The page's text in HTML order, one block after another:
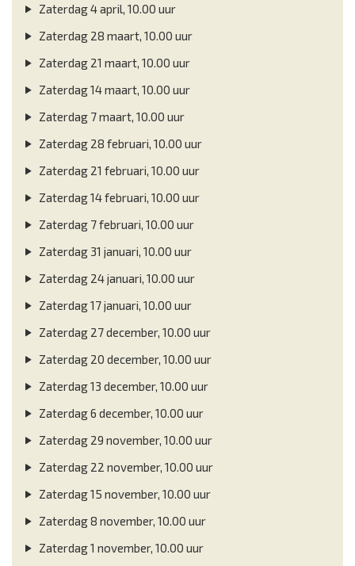
Zaterdag 4 april, 10.00 uur
Zaterdag 28 maart, 10.00 uur
Zaterdag 21 maart, 10.00 uur
Zaterdag 14 maart, 10.00 uur
Zaterdag 7 maart, 10.00 uur
Zaterdag 28 februari, 10.00 uur
Zaterdag 21 februari, 10.00 uur
Zaterdag 14 februari, 10.00 uur
Zaterdag 7 februari, 10.00 uur
Zaterdag 31 januari, 10.00 uur
Zaterdag 24 januari, 10.00 uur
Zaterdag 17 januari, 10.00 uur
Zaterdag 27 december, 10.00 uur
Zaterdag 20 december, 10.00 uur
Zaterdag 13 december, 10.00 uur
Zaterdag 6 december, 10.00 uur
Zaterdag 29 november, 10.00 uur
Zaterdag 22 november, 10.00 uur
Zaterdag 15 november, 10.00 uur
Zaterdag 8 november, 10.00 uur
Zaterdag 1 november, 10.00 uur